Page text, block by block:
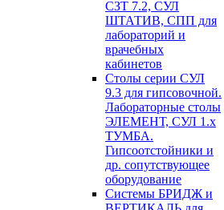
СЗТ 7.2, СУЛ
ШТАТИВ, СПП для
лабораторий и
врачебных
кабинетов
Столы серии СУЛ
9.3 для гипсовочной.
Лабораторные столы
ЭЛЕМЕНТ, СУЛ 1.х
ТУМБА.
Гипсоотстойники и
др. сопутствующее
оборудование
Системы БРИДЖ и